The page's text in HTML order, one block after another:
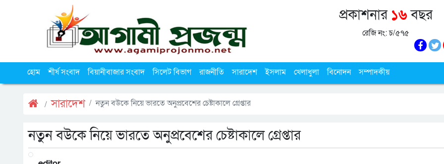
প্রকাশনার ১৬বছর
রেজি নং: চ/৫৭৫
হোম শীর্ষ সংবাদ বিয়ানীবাজার সংবাদ সিলেট বিভাগ রাজনীতি সারাদেশ ইসলাম খেলাধুলা বিনোদন সম্পাদকীয়
সারাদেশ নতুন বউকে নিয়ে ভারতে অনুপ্রবেশের চেষ্টাকালে গ্রেপ্তার
নতুন বউকে নিয়ে ভারতে অনুপ্রবেশের চেষ্টাকালে গ্রেপ্তার